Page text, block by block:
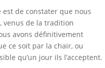
est de constater que nous
venus de la tradition
avons définitivement
ce soit par la chair, ou
qu’un jour ils l’acceptent.